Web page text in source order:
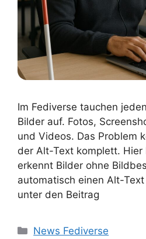
Im Fediverse tauchen
Bilder auf. Fotos,
und Videos. Das Problem
der Alt-Text komplett.
erkennt Bilder ohne
automatisch einen Alt-
unter den Beitrag
Kategorien
News Fediverse